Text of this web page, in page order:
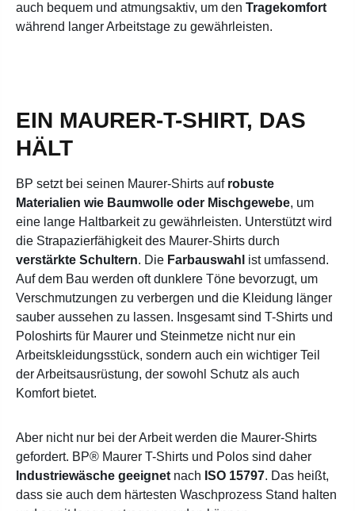
auch bequem und atmungsaktiv, um den Tragekomfort
während langer Arbeitstage zu gewährleisten.
EIN MAURER-T-SHIRT, DAS
HÄLT
BP setzt bei seinen Maurer-Shirts auf robuste
Materialien wie Baumwolle oder Mischgewebe, um
eine lange Haltbarkeit zu gewährleisten. Unterstützt wird
die Strapazierfähigkeit des Maurer-Shirts durch
verstärkte Schultern. Die Farbauswahl ist umfassend.
Auf dem Bau werden oft dunklere Töne bevorzugt, um
Verschmutzungen zu verbergen und die Kleidung länger
sauber aussehen zu lassen. Insgesamt sind T-Shirts und
Poloshirts für Maurer und Steinmetze nicht nur ein
Arbeitskleidungsstück, sondern auch ein wichtiger Teil
der Arbeitsausrüstung, der sowohl Schutz als auch
Komfort bietet.
Aber nicht nur bei der Arbeit werden die Maurer-Shirts
gefordert. BP® Maurer T-Shirts und Polos sind daher
Industriewäsche geeignet nach ISO 15797. Das heißt,
dass sie auch dem härtesten Waschprozess Stand halten